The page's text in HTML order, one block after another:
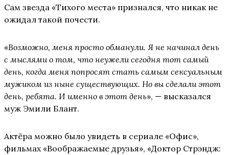
Сам звезда «Тихого места» признался, что никак не
ожидал такой почести.
«Возможно, меня просто обманули. Я не начинал день
с мыслями о том, что неужели сегодня тот самый
день, когда меня попросят стать самым сексуальным
мужиком из ныне существующих. Но вы сделали этот
день, ребята. И именно в этот день», — высказался
муж Эмили Блант.
Актёра можно было увидеть в сериале «Офис»,
фильмах «Воображаемые друзья», «Доктор Стрэндж: